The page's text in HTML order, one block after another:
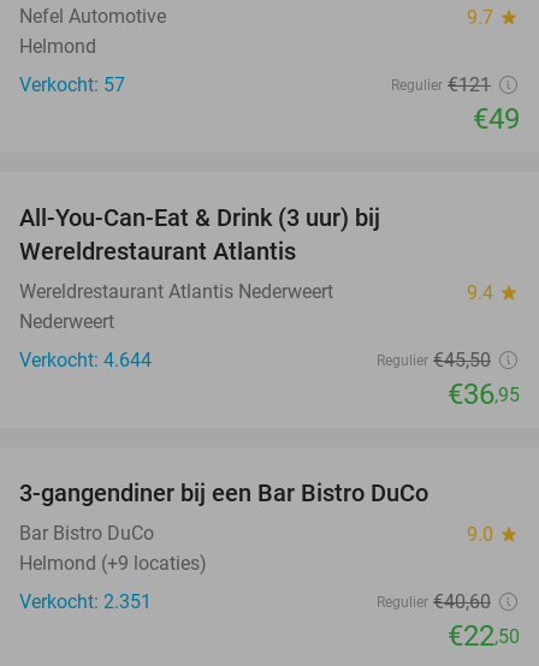
Nefel Automotive 9.7 star
Helmond
Verkocht: 57
Regulier €121
€49
All-You-Can-Eat & Drink (3 uur) bij
Wereldrestaurant Atlantis
Wereldrestaurant Atlantis Nederweert 9.4 star
Nederweert
Verkocht: 4.644
Regulier €45,50
€36,95
3-gangendiner bij een Bar Bistro DuCo
Bar Bistro DuCo 9.0 star
Helmond (+9 locaties)
Verkocht: 2.351
Regulier €40,60
€22,50